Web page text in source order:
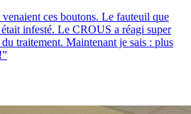
ces boutons. Le fauteuil que
infesté. Le CROUS a réagi super
traitement. Maintenant je sais : plus
”